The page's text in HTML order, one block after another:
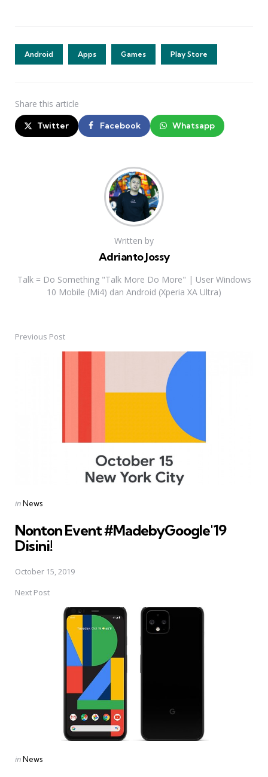
Android Apps Games Play Store
Share this article
Twitter Facebook Whatsapp
Written by
Adrianto Jossy
Talk = Do Something "Talk More Do More" | User Windows
10 Mobile (Mi4) dan Android (Xperia XA Ultra)
PostPrevious Post
Posted
inNews
Nonton Event #MadebyGoogle'19
Disini!
October 15, 2019
Next Post
Posted
inNews